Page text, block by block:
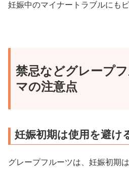
妊娠中のマイナートラブルにも
禁忌などグレープ
マの注意点
妊娠初期は使用を避け
グレープフルーツは、妊娠初期